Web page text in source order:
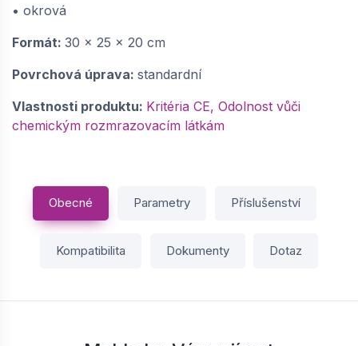
• okrová
Formát: 30 x 25 x 20 cm
Povrchová úprava: standardní
Vlastnosti produktu: Kritéria CE, Odolnost vůči
chemickým rozmrazovacím látkám
Obecné Parametry Příslušenství
Kompatibilita Dokumenty Dotaz